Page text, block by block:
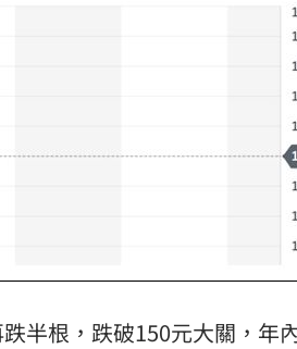
半根，跌破150元大關，年